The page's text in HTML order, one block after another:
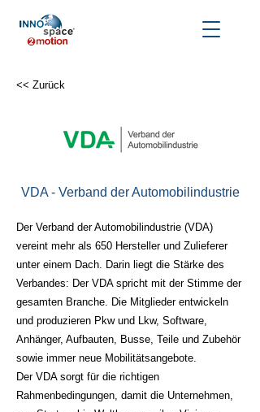
<< Zurück
VDA - Verband der Automobilindustrie
Der Verband der Automobilindustrie (VDA)
vereint mehr als 650 Hersteller und Zulieferer
unter einem Dach. Darin liegt die Stärke des
Verbandes: Der VDA spricht mit der Stimme der
gesamten Branche. Die Mitglieder entwickeln
und produzieren Pkw und Lkw, Software,
Anhänger, Aufbauten, Busse, Teile und Zubehör
sowie immer neue Mobilitätsangebote.
Der VDA sorgt für die richtigen
Rahmenbedingungen, damit die Unternehmen,